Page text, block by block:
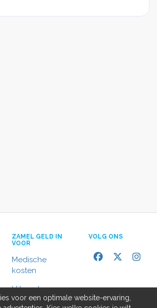
ZAMEL GELD IN
VOOR
Medische
kosten
Uitvaart
VOLG ONS
voor een optimale website-ervaring,